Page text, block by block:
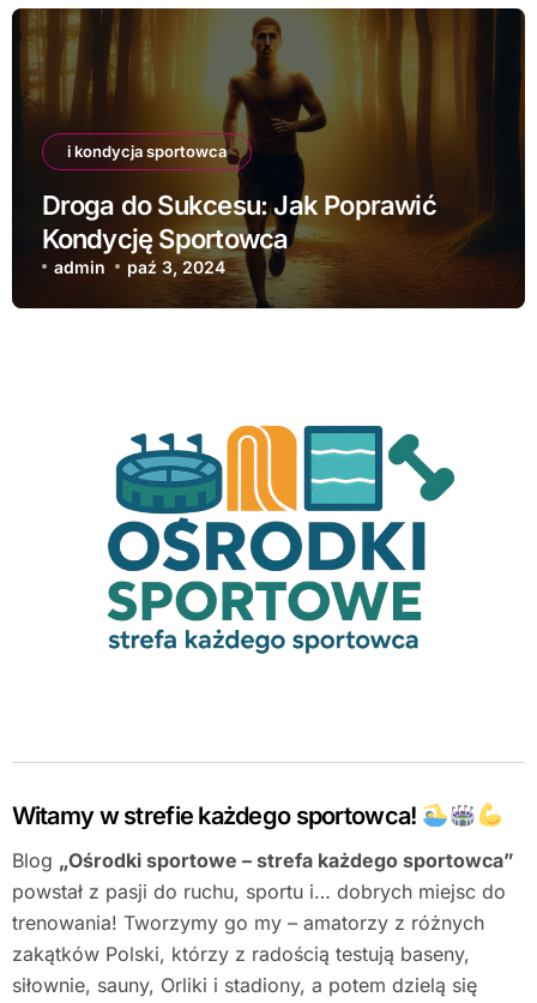
i kondycja sportowca
Droga do Sukcesu: Jak Poprawić
Kondycję Sportowca
admin paź 3, 2024
Witamy w strefie każdego sportowca!
Blog „Ośrodki sportowe – strefa każdego sportowca”
powstał z pasji do ruchu, sportu i… dobrych miejsc do
trenowania! Tworzymy go my – amatorzy z różnych
zakątków Polski, którzy z radością testują baseny,
siłownie, sauny, Orliki i stadiony, a potem dzielą się